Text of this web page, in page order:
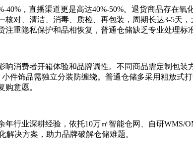
40%，直播渠道更是高达40%-50%。退货商品存在氧
对、清洁、消毒、质检、再包装，周期长达3-5天
重隐私保护和品相恢复，普通仓储缺乏专业处理标
消费者开箱体验和品牌调性。不同商品需定制包装
件饰品需独立分装防缠绕。普通仓储多采用粗放式
意愿。
行业深耕经验，依托10万㎡智能仓网、自研WMS/
解决方案，助力品牌破解仓储难题。